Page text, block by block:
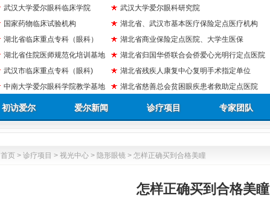
武汉大学爱尔眼科临床学院
国家药物临床试验机构
湖北省临床重点专科（眼科）
湖北省住院医师规范化培训基地
武汉市临床重点专科（眼科)
中南大学爱尔眼科学院教学基地
武汉大学爱尔眼科研究院
湖北省、武汉市基本医疗保险定点医疗机构
湖北省商业保险定点医院、大学生医保
湖北省归国华侨联合会侨爱心光明行定点医院
湖北省残疾人康复中心复明手术指定单位
湖北省慈善总会贫困眼疾患者救助定点医院
初访爱尔 爱尔新闻 诊疗项目 专家团队
首页 > 诊疗项目 > 视光中心 > 隐形眼镜 > 怎样正确买到合格美瞳
怎样正确买到合格美瞳